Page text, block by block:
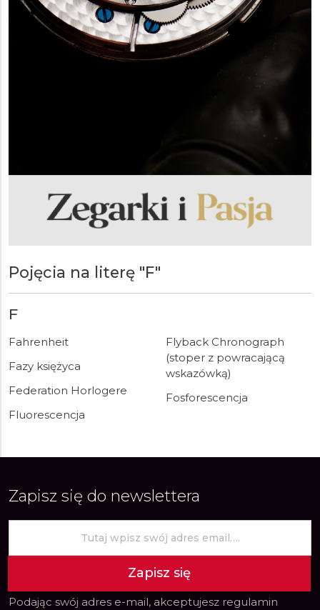
Pojęcia na literę "F"
F
Fahrenheit
Fazy księżyca
Federation Horlogere
Fluorescencja
Flyback Chronograph
(stoper z powracającą
wskazówką)
Fosforescencja
Zapisz się do newslettera
Zapisz się
Podając swój adres e-mail, akceptujesz regulamin